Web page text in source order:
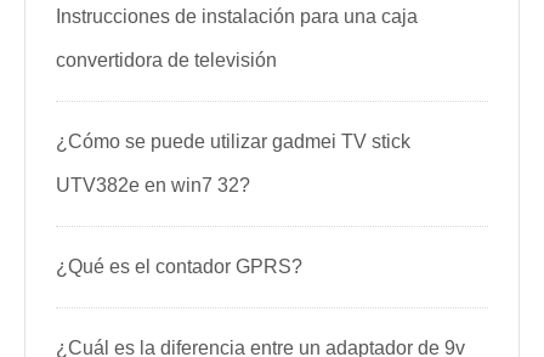
Instrucciones de instalación para una caja
convertidora de televisión
¿Cómo se puede utilizar gadmei TV stick
UTV382e en win7 32?
¿Qué es el contador GPRS?
¿Cuál es la diferencia entre un adaptador de 9v